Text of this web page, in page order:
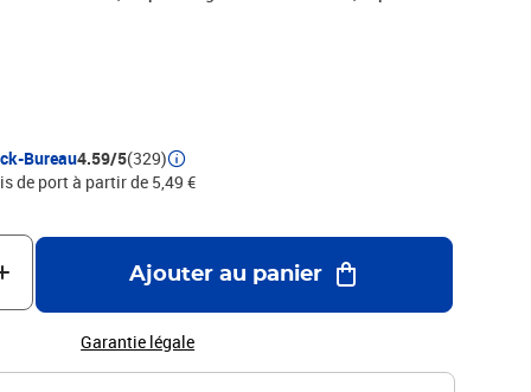
dans un étui métal extra platrechargeable avec la
Bureau4.59/5(329)
de port à partir de 5,49 €
Ajouter au panier
Garantie légale